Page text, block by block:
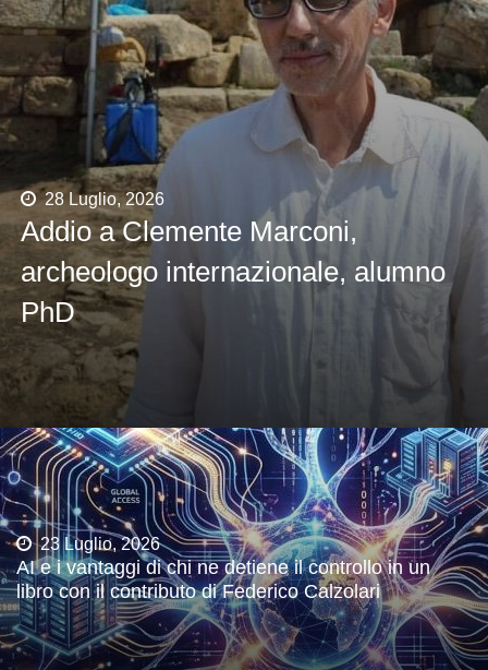
28 Luglio, 2026
Addio a Clemente Marconi,
archeologo internazionale, alumno
PhD
23 Luglio, 2026
AI e i vantaggi di chi ne detiene il controllo in un
libro con il contributo di Federico Calzolari